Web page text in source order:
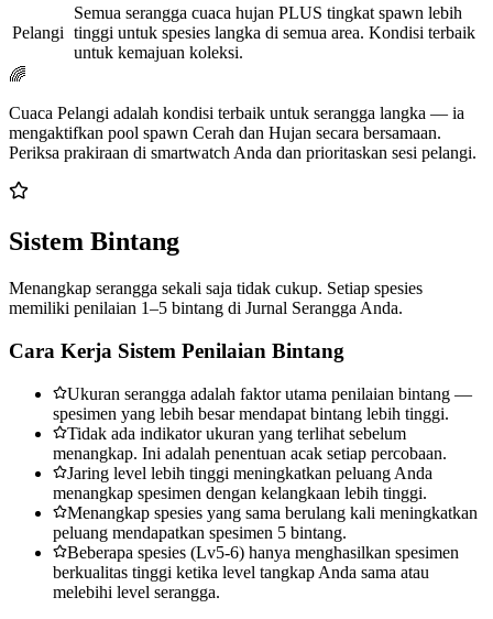
Pelangi
Semua serangga cuaca hujan PLUS tingkat spawn lebih
tinggi untuk spesies langka di semua area. Kondisi terbaik
untuk kemajuan koleksi.
🌈
Cuaca Pelangi adalah kondisi terbaik untuk serangga langka — ia
mengaktifkan pool spawn Cerah dan Hujan secara bersamaan.
Periksa prakiraan di smartwatch Anda dan prioritaskan sesi pelangi.
Sistem Bintang
Menangkap serangga sekali saja tidak cukup. Setiap spesies
memiliki penilaian 1–5 bintang di Jurnal Serangga Anda.
Cara Kerja Sistem Penilaian Bintang
Ukuran serangga adalah faktor utama penilaian bintang —
spesimen yang lebih besar mendapat bintang lebih tinggi.
Tidak ada indikator ukuran yang terlihat sebelum
menangkap. Ini adalah penentuan acak setiap percobaan.
Jaring level lebih tinggi meningkatkan peluang Anda
menangkap spesimen dengan kelangkaan lebih tinggi.
Menangkap spesies yang sama berulang kali meningkatkan
peluang mendapatkan spesimen 5 bintang.
Beberapa spesies (Lv5-6) hanya menghasilkan spesimen
berkualitas tinggi ketika level tangkap Anda sama atau
melebihi level serangga.